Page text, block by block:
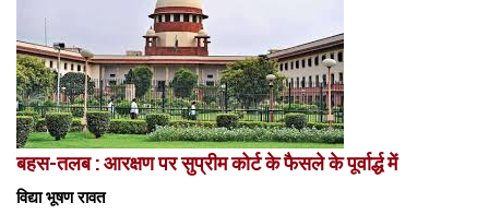
बहस-तलब : आरक्षण पर सुप्रीम कोर्ट के फैसले के पूर्वार्द्ध में
विद्या भूषण रावत